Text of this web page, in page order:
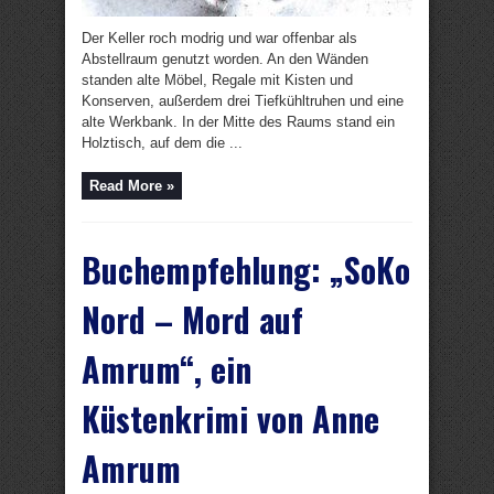
Der Keller roch modrig und war offenbar als
Abstellraum genutzt worden. An den Wänden
standen alte Möbel, Regale mit Kisten und
Konserven, außerdem drei Tiefkühltruhen und eine
alte Werkbank. In der Mitte des Raums stand ein
Holztisch, auf dem die ...
Read More »
Buchempfehlung: „SoKo
Nord – Mord auf
Amrum“, ein
Küstenkrimi von Anne
Amrum